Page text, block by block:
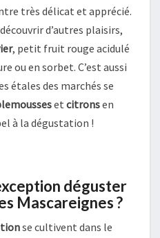
très délicat et apprécié.
d’autres plaisirs,
, petit fruit rouge acidulé
ou en sorbet. C’est aussi
étales des marchés se
et citronsen
à la dégustation !
déguster
Mascareignes ?
se cultivent dans le